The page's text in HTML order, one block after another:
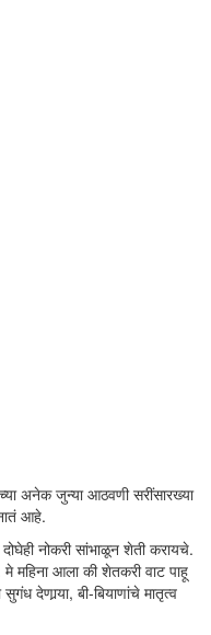
अनेक जुन्या आठवणी सरींसारख्या
आहे.
नोकरी सांभाळून शेती करायचे.
महिना आला की शेतकरी वाट पाहू
सुगंध देणार्‍या, बी-बियाणांचे मातृत्व